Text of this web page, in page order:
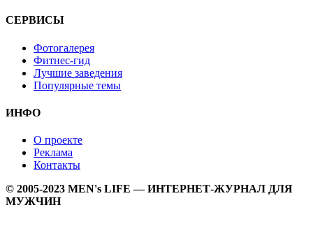
СЕРВИСЫ
Фотогалерея
Фитнес-гид
Лучшие заведения
Популярные темы
ИНФО
О проекте
Реклама
Контакты
© 2005-2023 MEN's LIFE — ИНТЕРНЕТ-ЖУРНАЛ ДЛЯ
МУЖЧИН